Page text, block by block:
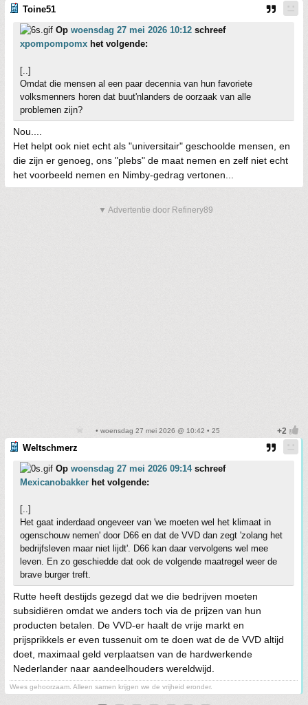
Toine51
Op woensdag 27 mei 2026 10:12 schreef
xpompompomx het volgende:
[..]
Omdat die mensen al een paar decennia van hun favoriete
volksmenners horen dat buut'nlanders de oorzaak van alle
problemen zijn?
Nou....
Het helpt ook niet echt als "universitair" geschoolde mensen, en
die zijn er genoeg, ons "plebs" de maat nemen en zelf niet echt
het voorbeeld nemen en Nimby-gedrag vertonen...
▼ Advertentie door Refinery89
• woensdag 27 mei 2026 @ 10:42 • 25
Weltschmerz
Op woensdag 27 mei 2026 09:14schreef
Mexicanobakker het volgende:
[..]
Het gaat inderdaad ongeveer van 'we moeten wel het klimaat in
ogenschouw nemen' door D66 en dat de VVD dan zegt 'zolang het
bedrijfsleven maar niet lijdt'. D66 kan daar vervolgens wel mee
leven. En zo geschiedde dat ook de volgende maatregel weer de
brave burger treft.
Rutte heeft destijds gezegd dat we die bedrijven moeten
subsidiëren omdat we anders toch via de prijzen van hun
producten betalen. De VVD-er haalt de vrije markt en
prijsprikkels er even tussenuit om te doen wat de de VVD altijd
doet, maximaal geld verplaatsen van de hardwerkende
Nederlander naar aandeelhouders wereldwijd.
Wees gehoorzaam. Alleen samen krijgen we de vrijheid eronder.